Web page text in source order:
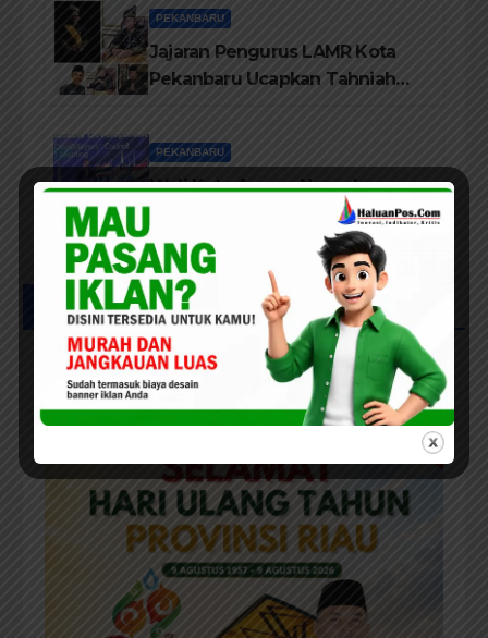
PEKANBARU
Jajaran Pengurus LAMR Kota
Pekanbaru Ucapkan Tahniah
PEKANBARU
Wali Kota Agung Nugroho
Dorong Semangat Green City
Dalam IMT-GT di Pekanbaru
UCAPAN IKLAN HUT RIAU KE-69